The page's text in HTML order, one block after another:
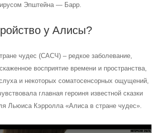
Эпштейна — Барр.
у Алисы?
чудес (САСЧ) – редкое заболевание,
восприятие времени и пространства,
и некоторых соматосенсорных ощущений,
главная героиня известной сказки
Льюиса Кэрролла «Алиса в стране чудес».